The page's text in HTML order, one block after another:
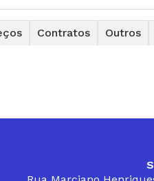
Contratos Outros